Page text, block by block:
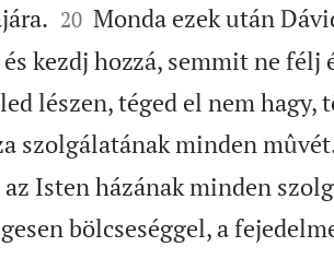

20 Monda ezek után
kezdj hozzá, semmit ne félj
lészen, téged el nem hagy,
szolgálatának minden
Isten házának minden
bölcseséggel, a